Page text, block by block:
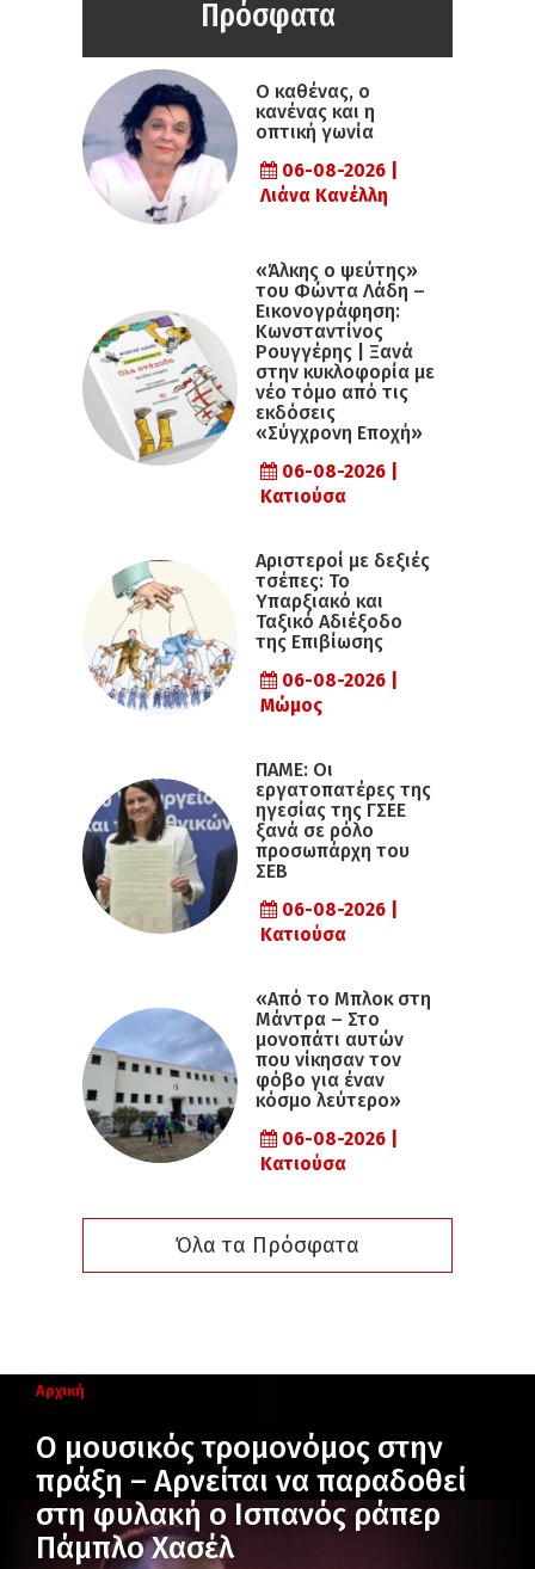
Πρόσφατα
Ο καθένας, ο
κανένας και η
οπτική γωνία
06-08-2026 |
Λιάνα Κανέλλη
«Άλκης ο ψεύτης»
του Φώντα Λάδη –
Εικονογράφηση:
Κωνσταντίνος
Ρουγγέρης | Ξανά
στην κυκλοφορία με
νέο τόμο από τις
εκδόσεις
«Σύγχρονη Εποχή»
06-08-2026 |
Κατιούσα
Αριστεροί με δεξιές
τσέπες: Το
Υπαρξιακό και
Ταξικό Αδιέξοδο
της Επιβίωσης
06-08-2026 |
Μώμος
ΠΑΜΕ: Οι
εργατοπατέρες της
ηγεσίας της ΓΣΕΕ
ξανά σε ρόλο
προσωπάρχη του
ΣΕΒ
06-08-2026 |
Κατιούσα
«Από το Μπλοκ στη
Μάντρα – Στο
μονοπάτι αυτών
που νίκησαν τον
φόβο για έναν
κόσμο λεύτερο»
06-08-2026 |
Κατιούσα
Όλα τα Πρόσφατα
Αρχική
Ο μουσικός τρομονόμος στην
πράξη – Αρνείται να παραδοθεί
στη φυλακή ο Ισπανός ράπερ
Πάμπλο Χασέλ